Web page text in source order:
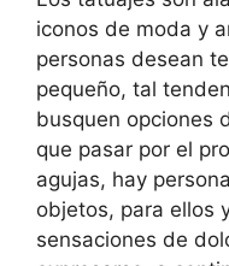
iconos de moda y
personas desean
pequeño, tal
busquen opciones
que pasar por el
agujas, hay
objetos, para ellos
sensaciones de